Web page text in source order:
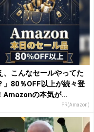
、こんなセールやってた
」80％OFF以上が続々登
Amazonの本気が...
PR(Amazon)